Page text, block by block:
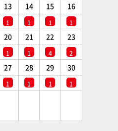
13
1
14
1
15
1
16
1
20
1
21
1
22
4
23
2
27
1
28
1
29
1
30
1